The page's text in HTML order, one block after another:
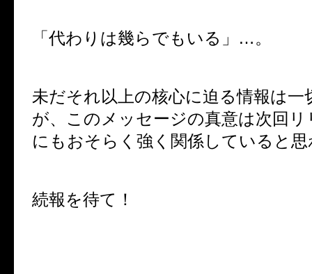
「代わりは幾らでもいる」…。
未だそれ以上の核心に迫る情報は一
が、このメッセージの真意は次回リ
にもおそらく強く関係していると
続報を待て！